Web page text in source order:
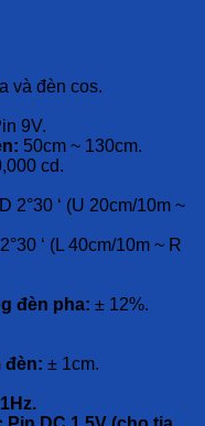
và đèn cos.
9V.
50cm ~ 130cm.
cd.
2°30 ‘ (U 20cm/10m ~
‘ (L 40cm/10m ~ R
đèn pha: ± 12%.
đèn: ± 1cm.